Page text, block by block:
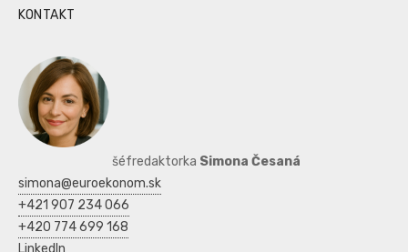
KONTAKT
šéfredaktorka Simona Česaná
simona@euroekonom.sk
+421 907 234 066
+420 774 699 168
LinkedIn